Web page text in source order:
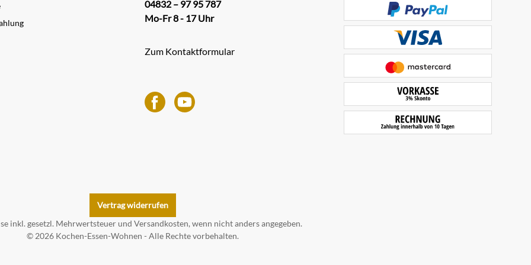
04832 – 97 95 787
Mo-Fr 8 - 17 Uhr
Zum Kontaktformular
Vertrag widerrufen
inkl. gesetzl. Mehrwertsteuer und Versandkosten, wenn nicht anders angegeben.
© 2026 Kochen-Essen-Wohnen - Alle Rechte vorbehalten.